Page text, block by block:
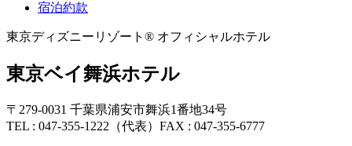
宿泊約款
東京ディズニーリゾート® オフィシャルホテル
東京ベイ舞浜ホテル
〒279-0031 千葉県浦安市舞浜1番地34号
TEL : 047-355-1222（代表） FAX : 047-355-6777